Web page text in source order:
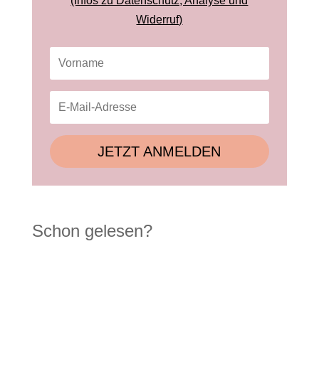
Widerruf)
JETZT ANMELDEN
Schon gelesen?